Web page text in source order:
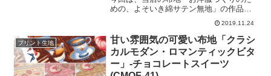
きましたのは、片貝夕起さんの著書「パ
ターンレーベルの子供服ソーイング
STYLE BOOK」より、「ラグランブラ
めの、よそいき綿サテン無地」の作品掲
にハンドメイド♡ ／こちらは、2019年
11月21日にNHK出版さんより出版されま
した「すてきにハンドメイド2019年12月
号」でございます。そして、その中の４
８ページから「May Me」で有名な「伊藤
2019.11.24
プリント生地
甘い雰囲気の可愛い布地「クラシ
カルモダン・ロマンティックビタ
ー」-チョコレートスイーツ